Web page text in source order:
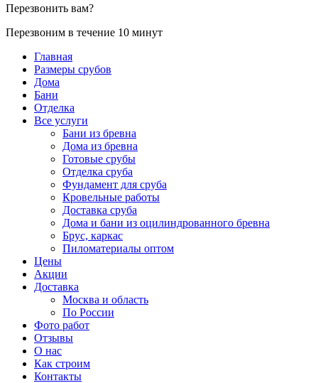
Перезвонить вам?
Перезвоним в течение 10 минут
Главная
Размеры срубов
Дома
Бани
Отделка
Все услуги
Бани из бревна
Дома из бревна
Готовые срубы
Отделка сруба
Фундамент для сруба
Кровельные работы
Доставка сруба
Дома и бани из оцилиндрованного бревна
Брус, каркас
Пиломатериалы оптом
Цены
Акции
Доставка
Москва и область
По России
Фото работ
Отзывы
О нас
Как строим
Контакты